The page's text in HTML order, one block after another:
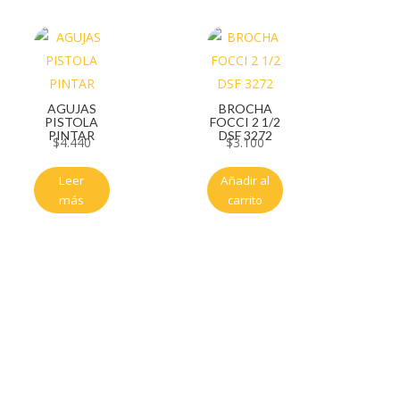
AGUJAS
PISTOLA
PINTAR
$4.440
Leer
más
BROCHA
FOCCI 2 1/2
DSF 3272
$3.100
Añadir al
carrito